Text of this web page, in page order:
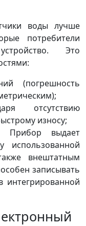
воды лучше
потребители
Это
(погрешность
отсутствию
износу;
Прибор выдает
использованной
внештатным
записывать